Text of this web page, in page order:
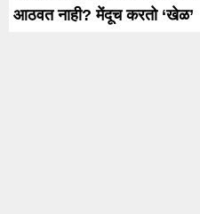
आठवत नाही? मेंदूच करतो ‘खेळ’